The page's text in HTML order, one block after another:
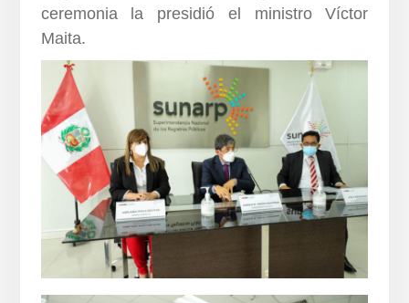
ceremonia la presidió el ministro Víctor
Maita.